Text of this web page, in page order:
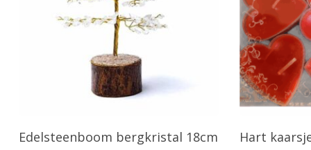
Toevoegen Aan Winkelwagen
Edelsteenboom bergkristal 18cm
Hart